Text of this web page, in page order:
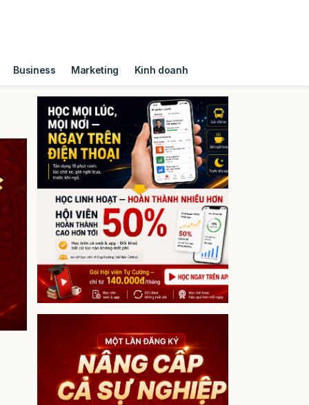
Business Marketing Kinh doanh